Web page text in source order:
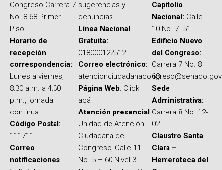
Congreso Carrera 7
No. 8-68 Primer
Piso.
Horario de
recepción
correspondencia:
Lunes a viernes,
8:30 a.m. a 4:30
p.m., jornada
continua.
Código Postal:
111711
Correo
notificaciones
sugerencias y
denuncias
Línea Nacional
Gratuita:
018000122512
Correo electrónico:
Página Web: Click
acá
Atención presencial :
Unidad de Atención
Ciudadana del
Congreso, Calle 11
No. 5 – 60 Nivel 3
Capitolio
Nacional: Calle
10 No. 7- 51
Edificio Nuevo
del Congreso:
Carrera 7 No. 8 –
68
Sede
Administrativa:
Carrera 8 No. 12-
02
Claustro Santa
Clara –
Hemeroteca del